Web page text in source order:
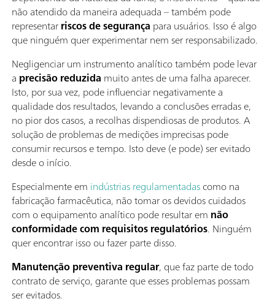
não atendido da maneira adequada – também pode
representarriscos de segurança para usuários. Isso é algo
que ninguém quer experimentar nem ser responsabilizado.
Negligenciar um instrumento analítico também pode levar
a precisão reduzida muito antes de uma falha aparecer.
Isto, por sua vez, pode influenciar negativamente a
qualidade dos resultados, levando a conclusões erradas e,
no pior dos casos, a recolhas dispendiosas de produtos. A
solução de problemas de medições imprecisas pode
consumir recursos e tempo. Isto deve (e pode) ser evitado
desde o início.
Especialmente em indústrias regulamentadascomo na
fabricação farmacêutica, não tomar os devidos cuidados
com o equipamento analítico pode resultar em não
conformidade com requisitos regulatórios. Ninguém
quer encontrar isso ou fazer parte disso.
Manutenção preventiva regular, que faz parte de todo
contrato de serviço, garante que esses problemas possam
ser evitados.